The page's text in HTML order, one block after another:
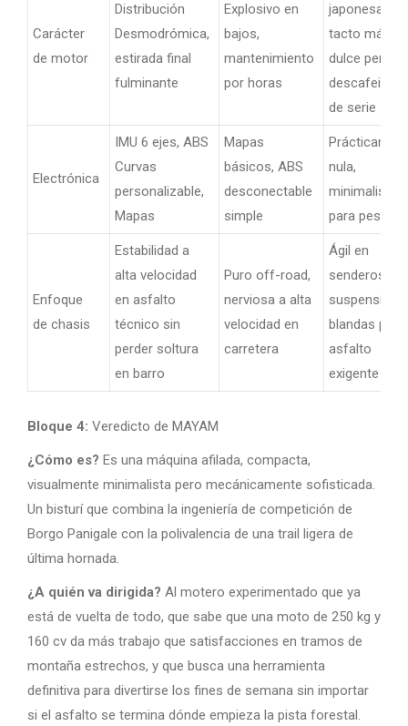
Carácter
de motor
Distribución
Desmodrómica,
estirada final
fulminante
Explosivo en
bajos,
mantenimiento
por horas
japonesa,
tacto más
dulce pero
de serie
Electrónica
IMU 6 ejes, ABS
Curvas
personalizable,
Mapas
Mapas
básicos, ABS
desconectable
simple
nula,
minimalista
para peso
Enfoque
de chasis
Estabilidad a
alta velocidad
en asfalto
técnico sin
perder soltura
en barro
Puro off-road,
nerviosa a alta
velocidad en
carretera
Ágil en
senderos,
blandas para
asfalto
exigente
Bloque 4: Veredicto de MAYAM
¿Cómo es? Es una máquina afilada, compacta,
visualmente minimalista pero mecánicamente sofisticada.
Un bisturí que combina la ingeniería de competición de
Borgo Panigale con la polivalencia de una trail ligera de
última hornada.
¿A quién va dirigida? Al motero experimentado que ya
está de vuelta de todo, que sabe que una moto de 250 kg y
160 cv da más trabajo que satisfacciones en tramos de
montaña estrechos, y que busca una herramienta
definitiva para divertirse los fines de semana sin importar
si el asfalto se termina dónde empieza la pista forestal.